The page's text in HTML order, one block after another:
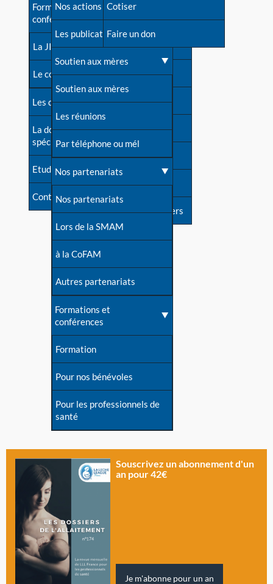
Avant la naissance
Les débuts
Une difficulté d'allaitement ?
Cas particuliers
Mythes et vérités
Devenir animatrice ?
Une question sur le site
Formations et
conférences
La JIA
Le congrès
Les dossiers de l'allaitement
La documentation
spécialisée
Etudes récentes
Contact
Besoin d'aide?
Répertoire de tous les
contacts
Contact presse
Dossier de presse
Soutenir LLL
Livre d'or
Forum
S'inscrire à nos newsletters
Nos actions
Les publications
Soutien aux mères
Soutien aux mères
Les réunions
Par téléphone ou mél
Nos partenariats
Nos partenariats
Lors de la SMAM
à la CoFAM
Autres partenariats
Formations et
conférences
Formation
Pour nos bénévoles
Pour les professionnels de
santé
Cotiser
Faire un don
Souscrivez un abonnement d'un
an pour 42€
Je m'abonne pour un an